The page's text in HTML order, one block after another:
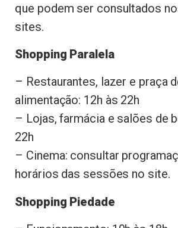
que podem ser consultados
sites.
Shopping Paralela
– Restaurantes, lazer e praça
alimentação: 12h às 22h
– Lojas, farmácia e salões de
22h
– Cinema: consultar
horários das sessões no site.
Shopping Piedade